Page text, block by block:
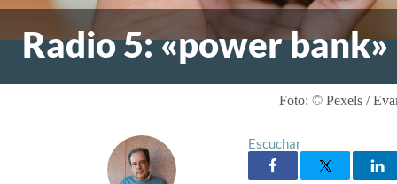
Radio 5: «power bank»
Foto: © Pexels /
Escuchar